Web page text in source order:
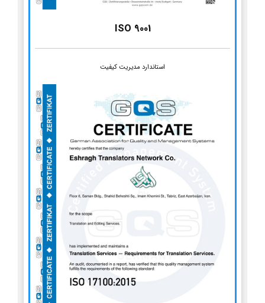
ISO 9001
استاندارد مدیریت کیفیت